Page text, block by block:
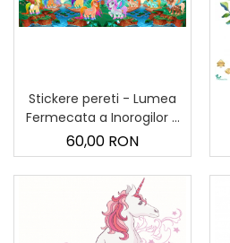
Stickere pereti - Lumea
Fermecata a Inorogilor a
Calutilor Pegasus - 32x90
cm
60,00 RON